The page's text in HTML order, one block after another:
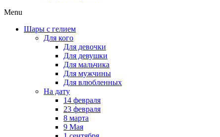
Menu
Шары с гелием
Для кого
Для девочки
Для девушки
Для мальчика
Для мужчины
Для влюбленных
На дату
14 февраля
23 февраля
8 марта
9 Мая